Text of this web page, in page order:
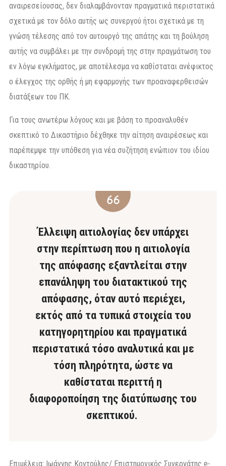
αναιρεσείουσας, δεν διαλαμβάνονταν πραγματικά περιστατικά
σχετικά με τον δόλο αυτής ως συνεργού ήτοι σχετικά με τη
γνώση τέλεσης από τον αυτουργό της απάτης και τη βούληση
αυτής να συμβάλει με την συνδρομή της στην πραγμάτωση του
εν λόγω εγκλήματος, με αποτέλεσμα να καθίσταται ανέφικτος
ο έλεγχος της ορθής ή μη εφαρμογής των προαναφερθεισών
διατάξεων του ΠΚ.
Για τους ανωτέρω λόγους και με βάση το προαναλυθέν
σκεπτικό το Δικαστήριο δέχθηκε την αίτηση αναιρέσεως και
παρέπεμψε την υπόθεση για νέα συζήτηση ενώπιον του ιδίου
δικαστηρίου.
Έλλειψη αιτιολογίας δεν υπάρχει
στην περίπτωση που η αιτιολογία
της απόφασης εξαντλείται στην
επανάληψη του διατακτικού της
απόφασης, όταν αυτό περιέχει,
εκτός από τα τυπικά στοιχεία του
κατηγορητηρίου και πραγματικά
περιστατικά τόσο αναλυτικά και με
τόση πληρότητα, ώστε να
καθίσταται περιττή η
διαφοροποίηση της διατύπωσης του
σκεπτικού.
Επιμέλεια: Ιωάννης Κοντούλης/ Επιστημονικός Συνεργάτης e-